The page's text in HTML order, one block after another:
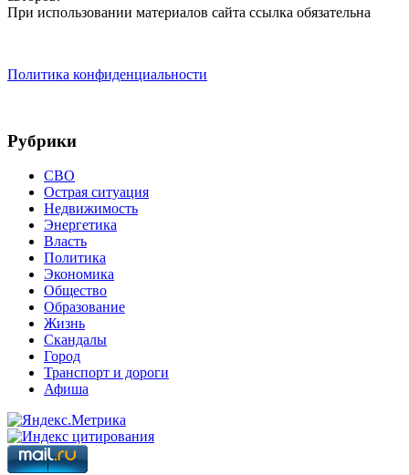
При использовании материалов сайта ссылка обязательна
Политика конфиденциальности
Рубрики
СВО
Острая ситуация
Недвижимость
Энергетика
Власть
Политика
Экономика
Общество
Образование
Жизнь
Скандалы
Город
Транспорт и дороги
Афиша